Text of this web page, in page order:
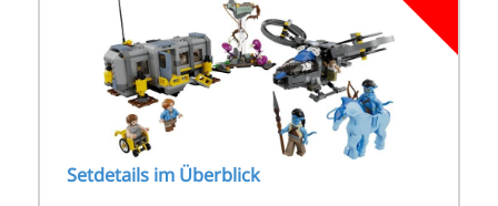
Setdetails im Überblick